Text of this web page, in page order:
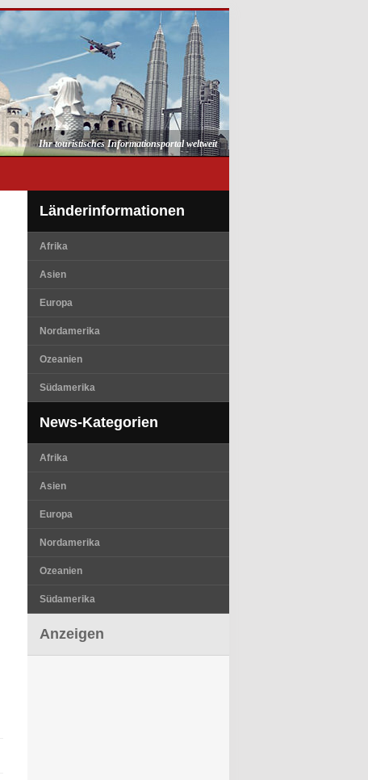
Ihr touristisches Informationsportal weltweit
Länderinformationen
Afrika
Asien
Europa
Nordamerika
Ozeanien
Südamerika
News-Kategorien
Afrika
Asien
Europa
Nordamerika
Ozeanien
Südamerika
Anzeigen